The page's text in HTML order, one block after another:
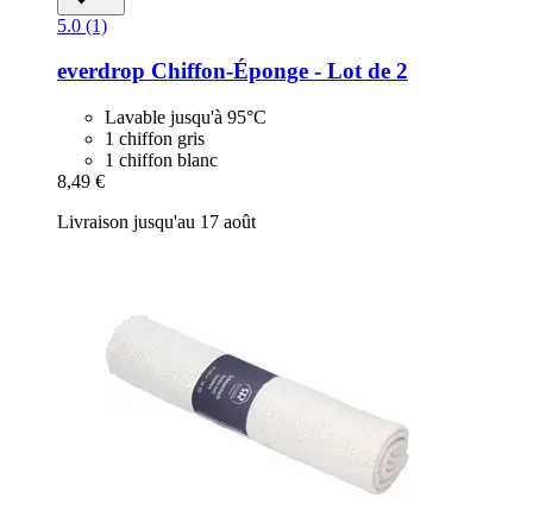
5.0 (1)
everdrop Chiffon-​Éponge -​ Lot de 2
Lavable jusqu'à 95°C
1 chiffon gris
1 chiffon blanc
8,49 €
Livraison jusqu'au 17 août